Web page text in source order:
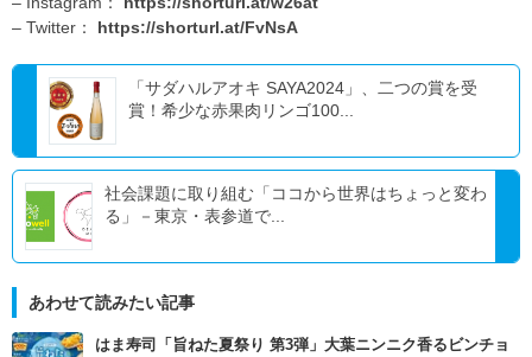
– Twitter： https://shorturl.at/FvNsA
「サダハルアオキ SAYA2024」、二つの賞を受
賞！希少な赤果肉リンゴ100...
社会課題に取り組む「ココから世界はちょっと変わ
る」－東京・表参道で...
あわせて読みたい記事
はま寿司「旨ねた夏祭り 第3弾」大葉ニンニク香るビンチョ